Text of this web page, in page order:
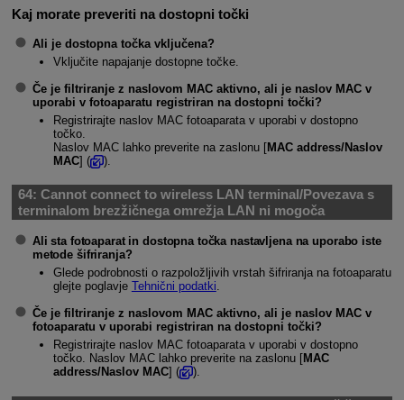
Kaj morate preveriti na dostopni točki
Ali je dostopna točka vključena?
Vključite napajanje dostopne točke.
Če je filtriranje z naslovom MAC aktivno, ali je naslov MAC v
uporabi v fotoaparatu registriran na dostopni točki?
Registrirajte naslov MAC fotoaparata v uporabi v dostopno
točko.
Naslov MAC lahko preverite na zaslonu [MAC address/Naslov
MAC] ( ).
64:Cannot connect to wireless LAN terminal/Povezava s
terminalom brezžičnega omrežja LAN ni mogoča
Ali sta fotoaparat in dostopna točka nastavljena na uporabo iste
metode šifriranja?
Glede podrobnosti o razpoložljivih vrstah šifriranja na fotoaparatu
glejte poglavje Tehnični podatki
Če je filtriranje z naslovom MAC aktivno, ali je naslov MAC v
fotoaparatu v uporabi registriran na dostopni točki?
Registrirajte naslov MAC fotoaparata v uporabi v dostopno
točko. Naslov MAC lahko preverite na zaslonu [MAC
address/Naslov MAC] ( ).